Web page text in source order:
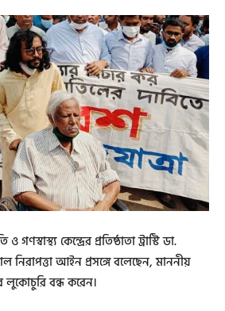
কেন্দ্রের প্রতিষ্ঠাতা ট্রাস্টি ডা.
নিরাপত্তা আইন প্রসঙ্গে বলেছেন, মাননীয়
লুকোচুরি বন্ধ করেন।